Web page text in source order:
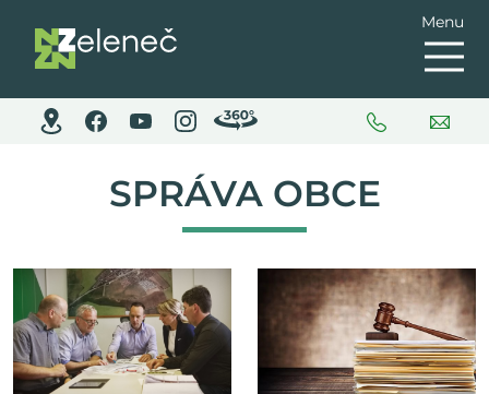
Menu
SPRÁVA OBCE